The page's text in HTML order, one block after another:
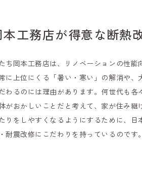
本工務店が得意な断熱
ち岡本工務店は、リノベーションの性
に上位にくる「暑い・寒い」の解消や
わるのには理由があります。何世代も
がおかしいことだと考えて、家が住み
りをしやすくなるようにするために、
耐震改修にこだわりを持っているのです